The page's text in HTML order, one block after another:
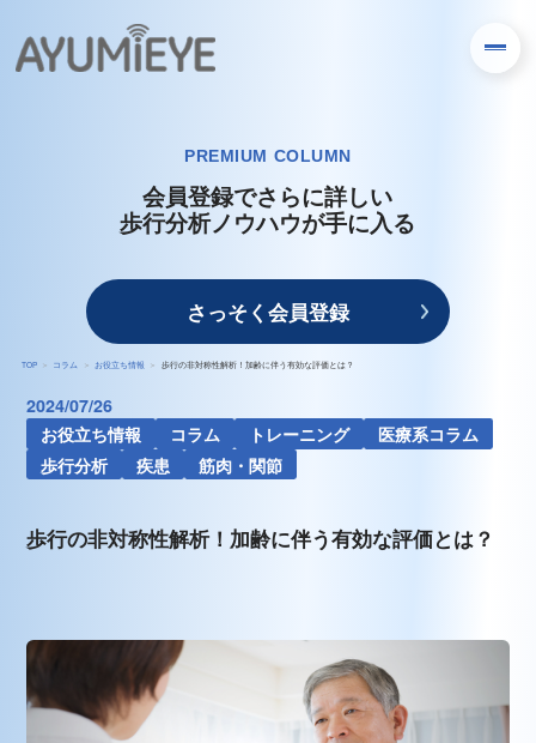
PREMIUM COLUMN
会員登録でさらに詳しい
歩行分析ノウハウが手に入る
さっそく会員登録
TOP コラム お役立ち情報 歩行の非対称性解析！加齢に伴う有効な評価とは？
2024/07/26
お役立ち情報
コラム トレーニング
医療系コラム
歩行分析
疾患 筋肉・関節
歩行の非対称性解析！加齢に伴う有効な評価とは？